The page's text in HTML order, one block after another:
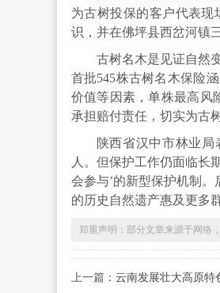
为古树投保的客户代表现
识，并在佛坪县西岔河镇
古树名木是见证自然
首批545株古树名木保险
价值等因素，单株最高风
承担赔付责任，切实为古
陕西省汉中市林业
人。但保护工作仍面临长
会参与’的新型保护机制
的历史自然遗产惠及更多
郑重声明：部分文章来源于网络
上一篇： 云南发展壮大高原特